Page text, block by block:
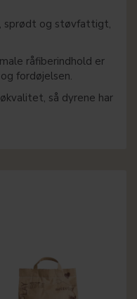
sprødt og støvfattigt,
råfiberindhold er
fordøjelsen.
så dyrene har